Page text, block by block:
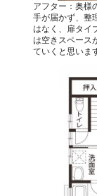
アフター：奥様
手が届かず、整
はなく、扉タイ
は空きスペース
ていくと思いま